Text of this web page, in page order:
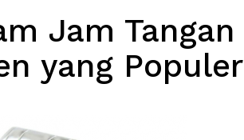
Jam Tangan
yang Populer